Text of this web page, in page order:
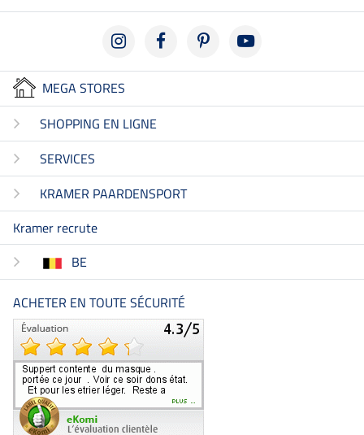
MEGA STORES
SHOPPING EN LIGNE
SERVICES
KRAMER PAARDENSPORT
Kramer recrute
BE
ACHETER EN TOUTE SÉCURITÉ